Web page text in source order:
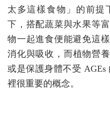
太多這樣食物」的前提
下，搭配蔬菜與水果等
物一起進食便能避免這
消化與吸收，而植物營
或是保護身體不受
裡很重要的概念。